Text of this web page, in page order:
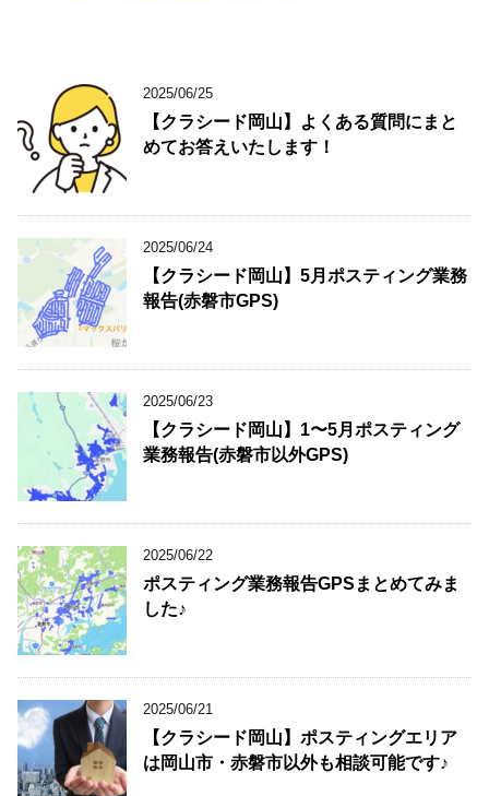
2025/06/25
【クラシード岡山】よくある質問にまと
めてお答えいたします！
2025/06/24
【クラシード岡山】5月ポスティング業務
報告(赤磐市GPS)
2025/06/23
【クラシード岡山】1〜5月ポスティング
業務報告(赤磐市以外GPS)
2025/06/22
ポスティング業務報告GPSまとめてみま
した♪
2025/06/21
【クラシード岡山】ポスティングエリア
は岡山市・赤磐市以外も相談可能です♪